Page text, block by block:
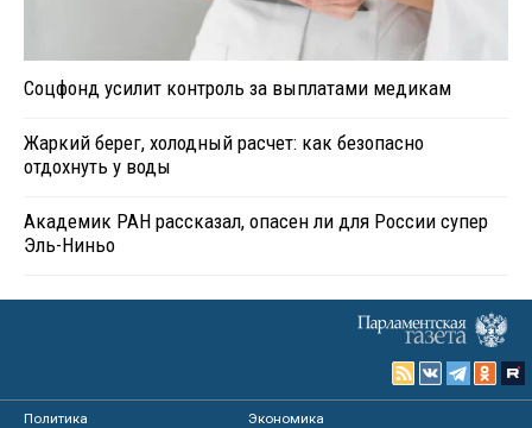
Соцфонд усилит контроль за выплатами медикам
Жаркий берег, холодный расчет: как безопасно
отдохнуть у воды
Академик РАН рассказал, опасен ли для России супер
Эль-Ниньо
Политика
Экономика